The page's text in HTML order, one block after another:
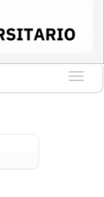
Idioma